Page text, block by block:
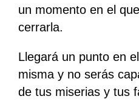
un momento en el
cerrarla.
Llegará un punto en
misma y no serás
de tus miserias y tus